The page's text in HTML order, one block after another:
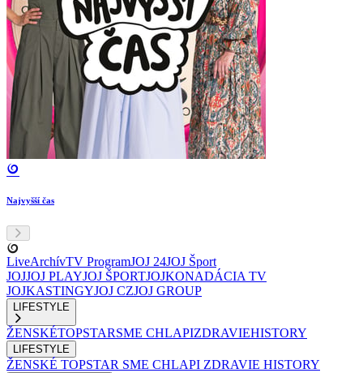
Najvyšší čas
LiveArchívTV ProgramJOJ 24JOJ Šport
JOJJOJ PLAYJOJ ŠPORTJOJKONADÁCIA TV
JOJKASTINGYJOJ CZJOJ GROUP
LIFESTYLE
ŽENSKÉTOPSTARSME CHLAPIZDRAVIEHISTORY
LIFESTYLE
ŽENSKÉ TOPSTAR SME CHLAPI ZDRAVIE HISTORY